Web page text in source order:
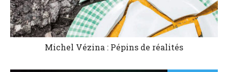
Michel Vézina : Pépins de réalités